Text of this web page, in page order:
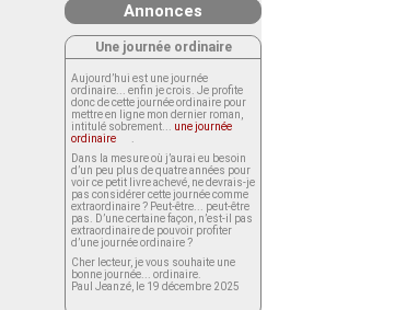
Annonces
Une journée ordinaire
Aujourd’hui est une journée
ordinaire... enfin je crois. Je profite
donc de cette journée ordinaire pour
mettre en ligne mon dernier roman,
intitulé sobrement... une journée
ordinaire
Dans la mesure où j’aurai eu besoin
d’un peu plus de quatre années pour
voir ce petit livre achevé, ne devrais-je
pas considérer cette journée comme
extraordinaire ? Peut-être... peut-être
pas. D’une certaine façon, n’est-il pas
extraordinaire de pouvoir profiter
d’une journée ordinaire ?
Cher lecteur, je vous souhaite une
bonne journée... ordinaire.
Paul Jeanzé, le 19 décembre 2025